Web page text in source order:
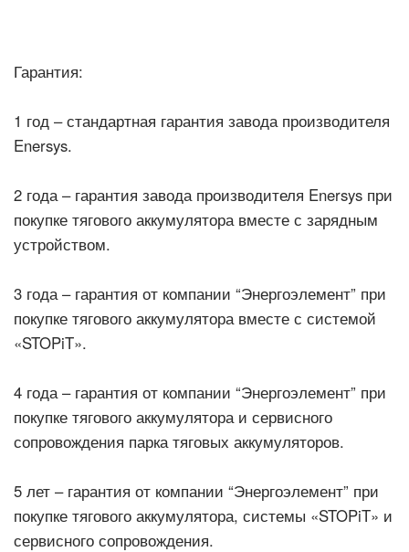
Гарантия:
1 год – стандартная гарантия завода производителя
Enersys.
2 года – гарантия завода производителя Enersys при
покупке тягового аккумулятора вместе с зарядным
устройством.
3 года – гарантия от компании “Энергоэлемент” при
покупке тягового аккумулятора вместе с системой
«STOPiT».
4 года – гарантия от компании “Энергоэлемент” при
покупке тягового аккумулятора и сервисного
сопровождения парка тяговых аккумуляторов.
5 лет – гарантия от компании “Энергоэлемент” при
покупке тягового аккумулятора, системы «STOPiT» и
сервисного сопровождения.